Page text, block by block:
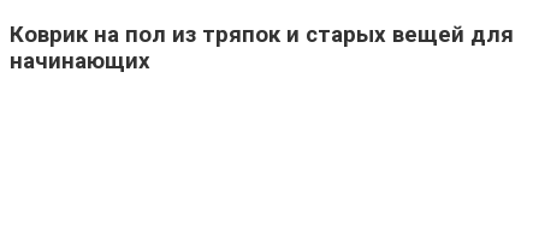
Коврик на пол из тряпок и старых вещей для
начинающих